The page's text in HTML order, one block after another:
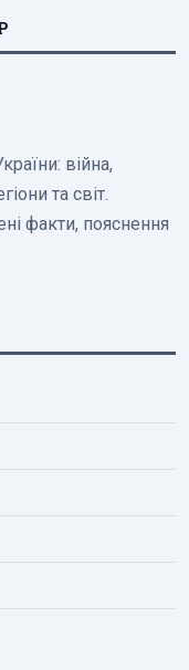
війна,
та світ.
факти, пояснення